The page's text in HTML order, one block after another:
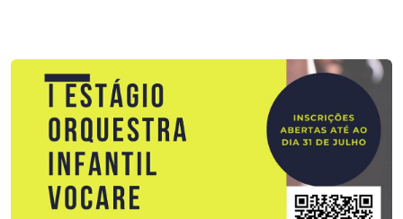
e experimentação.